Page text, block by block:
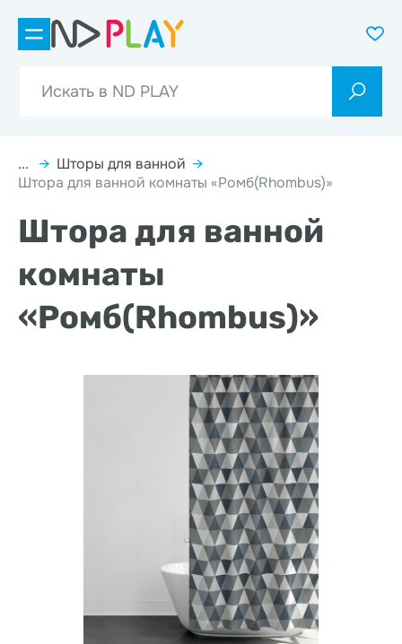
... → Шторы для ванной →
Штора для ванной комнаты «Ромб(Rhombus)»
Штора для ванной
комнаты
«Ромб(Rhombus)»